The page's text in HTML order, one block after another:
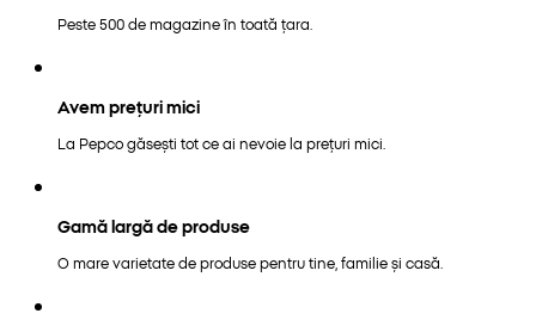
Peste 500 de magazine în toată țara.
Avem prețuri mici
La Pepco găsești tot ce ai nevoie la prețuri mici.
Gamă largă de produse
O mare varietate de produse pentru tine, familie și casă.